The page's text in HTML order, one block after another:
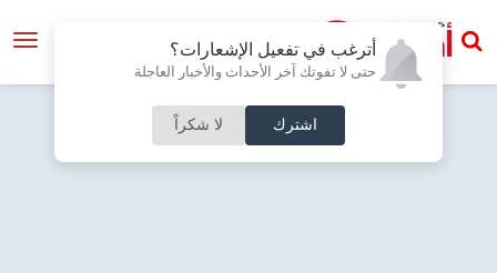
أترغب في تفعيل الإشعارات؟
حتى لا تفوتك آخر الأحداث والأخبار العاجلة
اشترك لا شكراً